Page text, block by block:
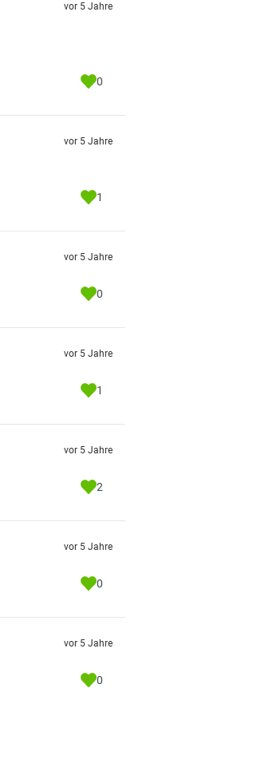
vor 5 Jahre
0
vor 5 Jahre
1
vor 5 Jahre
0
vor 5 Jahre
1
vor 5 Jahre
2
vor 5 Jahre
0
vor 5 Jahre
0